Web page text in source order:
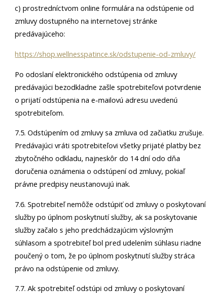
c) prostredníctvom online formulára na odstúpenie od
zmluvy dostupného na internetovej stránke
predávajúceho:
https://shop.wellnesspatince.sk/odstupenie-od-zmluvy/
Po odoslaní elektronického odstúpenia od zmluvy
predávajúci bezodkladne zašle spotrebiteľovi potvrdenie
o prijatí odstúpenia na e-mailovú adresu uvedenú
spotrebiteľom.
7.5. Odstúpením od zmluvy sa zmluva od začiatku zrušuje.
Predávajúci vráti spotrebiteľovi všetky prijaté platby bez
zbytočného odkladu, najneskôr do 14 dní odo dňa
doručenia oznámenia o odstúpení od zmluvy, pokiaľ
právne predpisy neustanovujú inak.
7.6. Spotrebiteľ nemôže odstúpiť od zmluvy o poskytovaní
služby po úplnom poskytnutí služby, ak sa poskytovanie
služby začalo s jeho predchádzajúcim výslovným
súhlasom a spotrebiteľ bol pred udelením súhlasu riadne
poučený o tom, že po úplnom poskytnutí služby stráca
právo na odstúpenie od zmluvy.
7.7. Ak spotrebiteľ odstúpi od zmluvy o poskytovaní